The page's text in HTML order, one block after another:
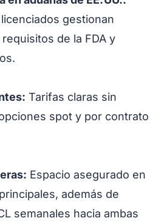
gestionan
de la FDA y
Tarifas claras sin
spot y por contrato
Espacio asegurado en
además de
semanales hacia ambas